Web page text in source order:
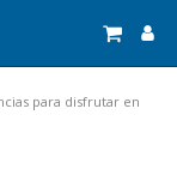
para disfrutar en